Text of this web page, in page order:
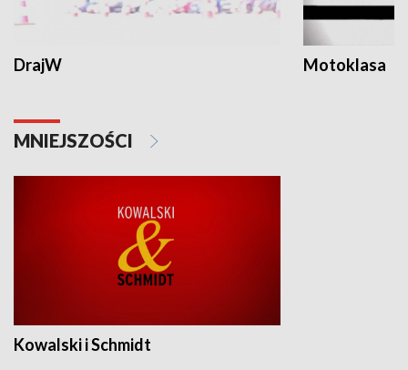
DrajW Motoklasa
MNIEJSZOŚCI
Kowalski i Schmidt